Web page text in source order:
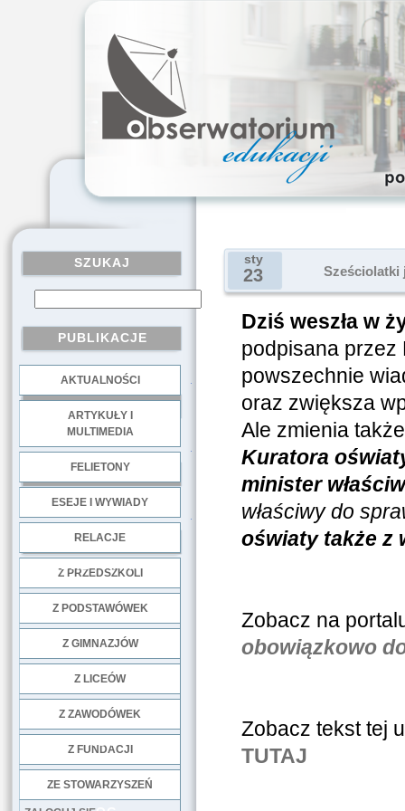
SZUKAJ
PUBLIKACJE
AKTUALNOŚCI
ARTYKUŁY I
MULTIMEDIA
FELIETONY
ESEJE I WYWIADY
RELACJE
Z PRZEDSZKOLI
Z PODSTAWÓWEK
Z GIMNAZJÓW
Z LICEÓW
Z ZAWODÓWEK
Z FUNDACJI
ZE STOWARZYSZEŃ
sty
23 Sześciolatki
Dziś weszła w
podpisana przez
powszechnie
oraz zwiększa
Ale zmienia
Kuratora
minister
właściwy do
oświaty także z
Zobacz na
obowiązkowo
Zobacz tekst tej
TUTAJ